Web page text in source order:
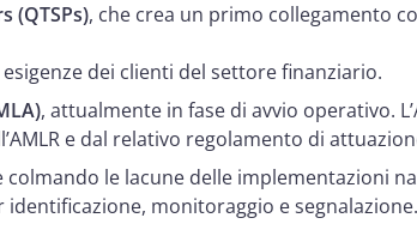
(QTSPs), che crea un primo collegamento
dei clienti del settore finanziario.
, attualmente in fase di avvio operativo.
e dal relativo regolamento di
le lacune delle implementazioni
monitoraggio e segnalazione.